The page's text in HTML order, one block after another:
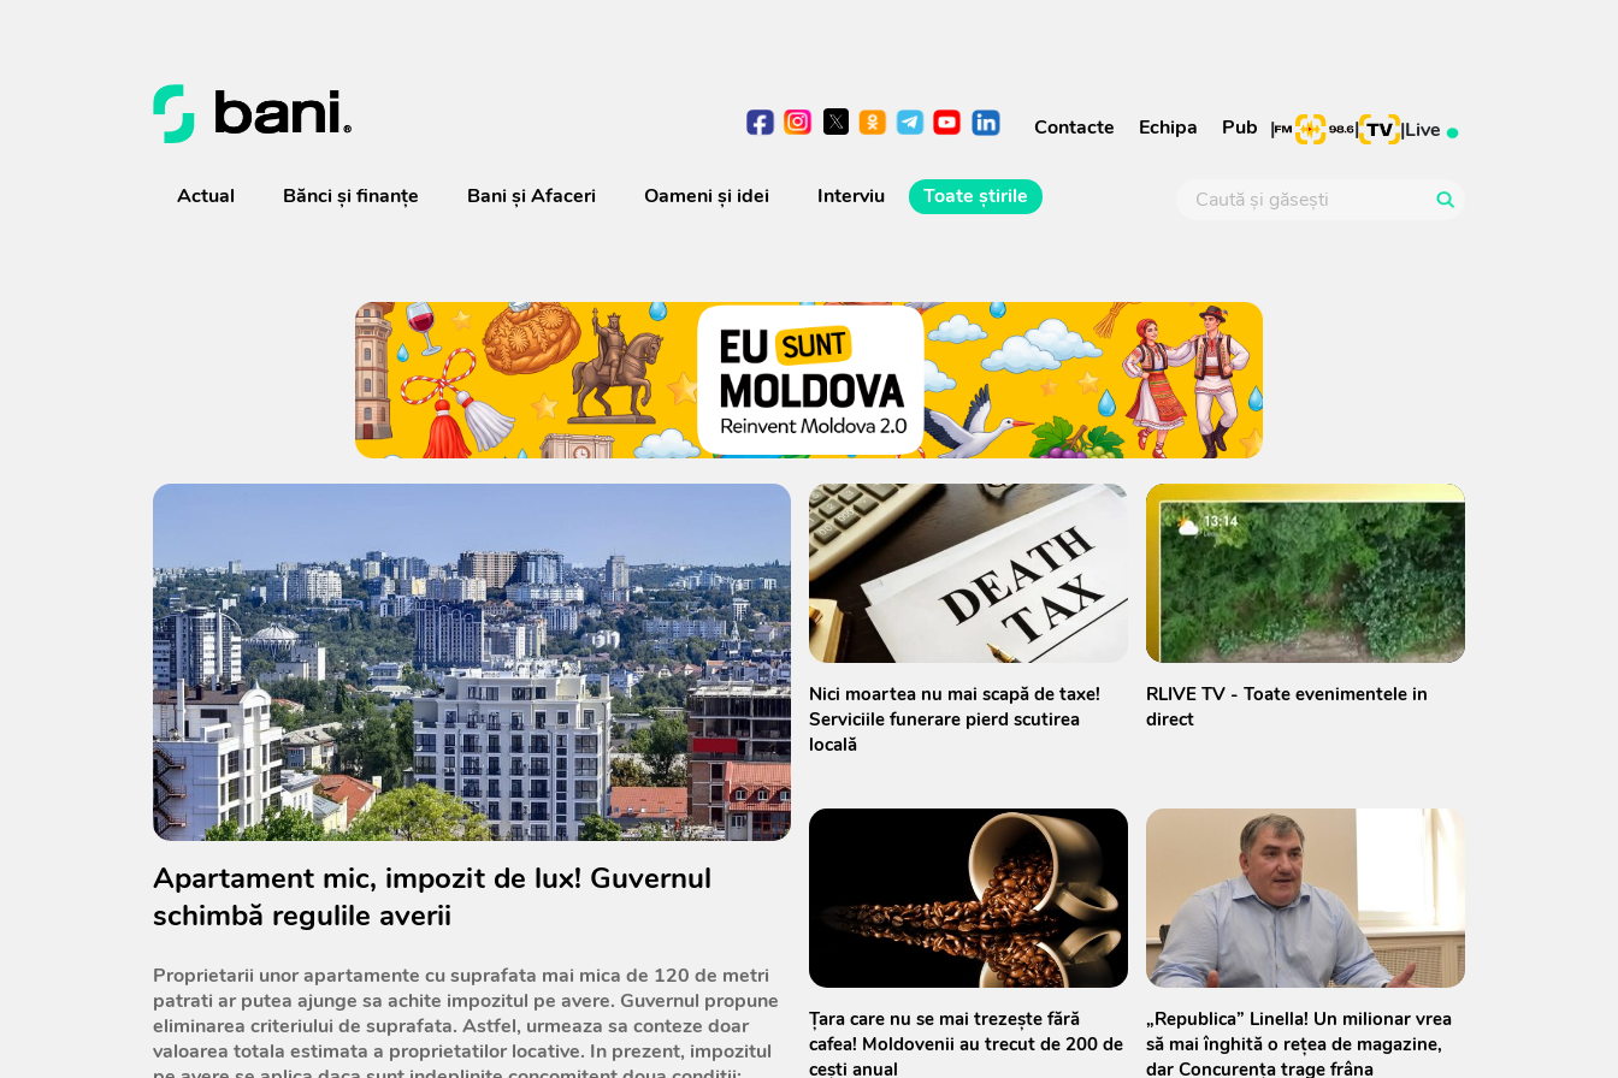
Contacte Echipa Pub | | |Live
Actual Bănci şi finanţe Bani și Afaceri Oameni şi idei Interviu Toate știrile
Apartament mic, impozit de lux! Guvernul
schimbă regulile averii
Proprietarii unor apartamente cu suprafata mai mica de 120 de metri
patrati ar putea ajunge sa achite impozitul pe avere. Guvernul propune
eliminarea criteriului de suprafata. Astfel, urmeaza sa conteze doar
valoarea totala estimata a proprietatilor locative. In prezent, impozitul
Nici moartea nu mai scapă de taxe!
Serviciile funerare pierd scutirea
locală
RLIVE TV - Toate evenimentele in
direct
Țara care nu se mai trezește fără
cafea! Moldovenii au trecut de 200 de
cești anual
„Republica” Linella! Un milionar vrea
să mai înghită o rețea de magazine,
dar Concurența trage frâna